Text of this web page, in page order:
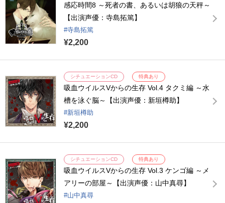
感応時間8 ～死者の書、あるいは胡狼の天秤～
【出演声優：寺島拓篤】
寺島拓篤
¥2,200
シチュエーションCD 特典あり
吸血ウイルスVからの生存 Vol.4 タクミ編 ～水
槽を泳ぐ脳～【出演声優：新垣樽助】
新垣樽助
¥2,200
シチュエーションCD 特典あり
吸血ウイルスVからの生存 Vol.3 ケンゴ編 ～メ
アリーの部屋～【出演声優：山中真尋】
山中真尋